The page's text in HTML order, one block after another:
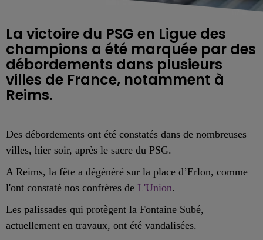
La victoire du PSG en Ligue des
champions a été marquée par des
débordements dans plusieurs
villes de France, notamment à
Des débordements ont été constatés dans de nombreuses
villes, hier soir, après le sacre du PSG.
A Reims, la fête a dégénéré sur la place d’Erlon, comme
l'ont constaté nos confrères de L'Union.
Les palissades qui protègent la Fontaine Subé,
actuellement en travaux, ont été vandalisées.